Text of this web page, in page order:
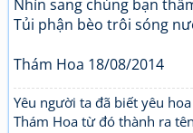
Nhìn sang chúng bạn
Tủi phận bèo trôi sóng
Thám Hoa 18/08/2014
Yêu người ta đã biết yêu hoa
Thám Hoa từ đó thành ra